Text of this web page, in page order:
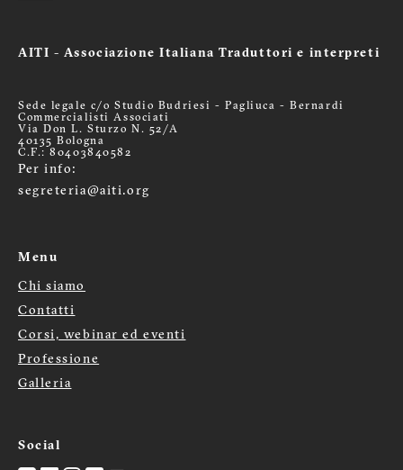
AITI - Associazione Italiana Traduttori e interpreti
Sede legale c/o Studio Budriesi - Pagliuca - Bernardi
Commercialisti Associati
Via Don L. Sturzo N. 52/A
40135 Bologna
C.F.: 80403840582
Per info:
segreteria@aiti.org
Menu
Menù
footer
Chi siamo
Contatti
Corsi, webinar ed eventi
Professione
Galleria
Social